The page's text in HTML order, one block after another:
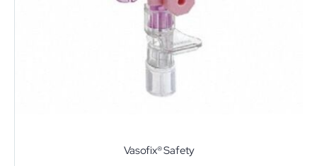
Vasofix® Safety